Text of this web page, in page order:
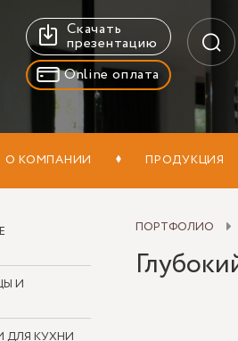
Скачать
презентацию
Online оплата
О КОМПАНИИ ПРОДУКЦИЯ
И
ДЛЯ КУХНИ
ПОРТФОЛИО